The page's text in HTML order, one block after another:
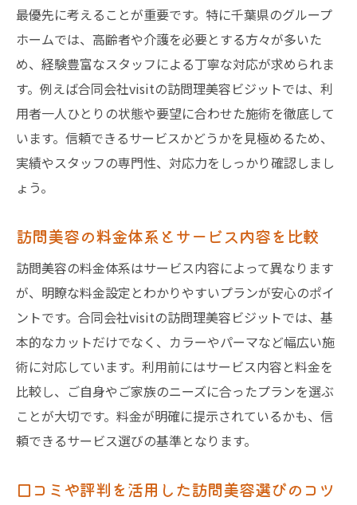
最優先に考えることが重要です。特に千葉県のグループ
ホームでは、高齢者や介護を必要とする方々が多いた
め、経験豊富なスタッフによる丁寧な対応が求められま
す。例えば合同会社visitの訪問理美容ビジットでは、利
用者一人ひとりの状態や要望に合わせた施術を徹底して
います。信頼できるサービスかどうかを見極めるため、
実績やスタッフの専門性、対応力をしっかり確認しまし
ょう。
訪問美容の料金体系とサービス内容を比較
訪問美容の料金体系はサービス内容によって異なります
が、明瞭な料金設定とわかりやすいプランが安心のポイ
ントです。合同会社visitの訪問理美容ビジットでは、基
本的なカットだけでなく、カラーやパーマなど幅広い施
術に対応しています。利用前にはサービス内容と料金を
比較し、ご自身やご家族のニーズに合ったプランを選ぶ
ことが大切です。料金が明確に提示されているかも、信
頼できるサービス選びの基準となります。
口コミや評判を活用した訪問美容選びのコツ